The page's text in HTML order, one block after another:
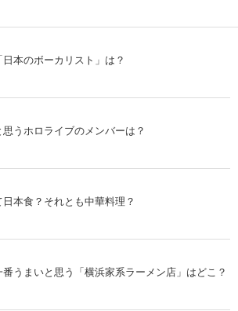
本のボーカリスト」は？
うホロライブのメンバーは？
日本食？それとも中華料理？
うまいと思う「横浜家系ラーメン店」はどこ？